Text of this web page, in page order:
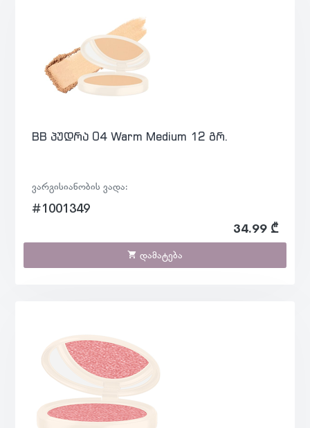
BB პუდრა 04 Warm Medium 12 გრ.
ვარგისიანობის ვადა:
#1001349
34.99 ₾
დამატება